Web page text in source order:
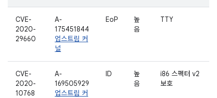
CVE-
2020-
29660
A-
175451844
업스트림 커
널
EoP
높
음
TTY
CVE-
2020-
10768
A-
169505929
업스트림 커
ID
높
음
i86 스펙터 v2
보호